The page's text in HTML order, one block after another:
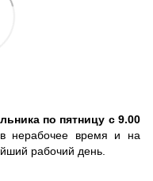
по пятницу с 9.00
нерабочее время и на
рабочий день.